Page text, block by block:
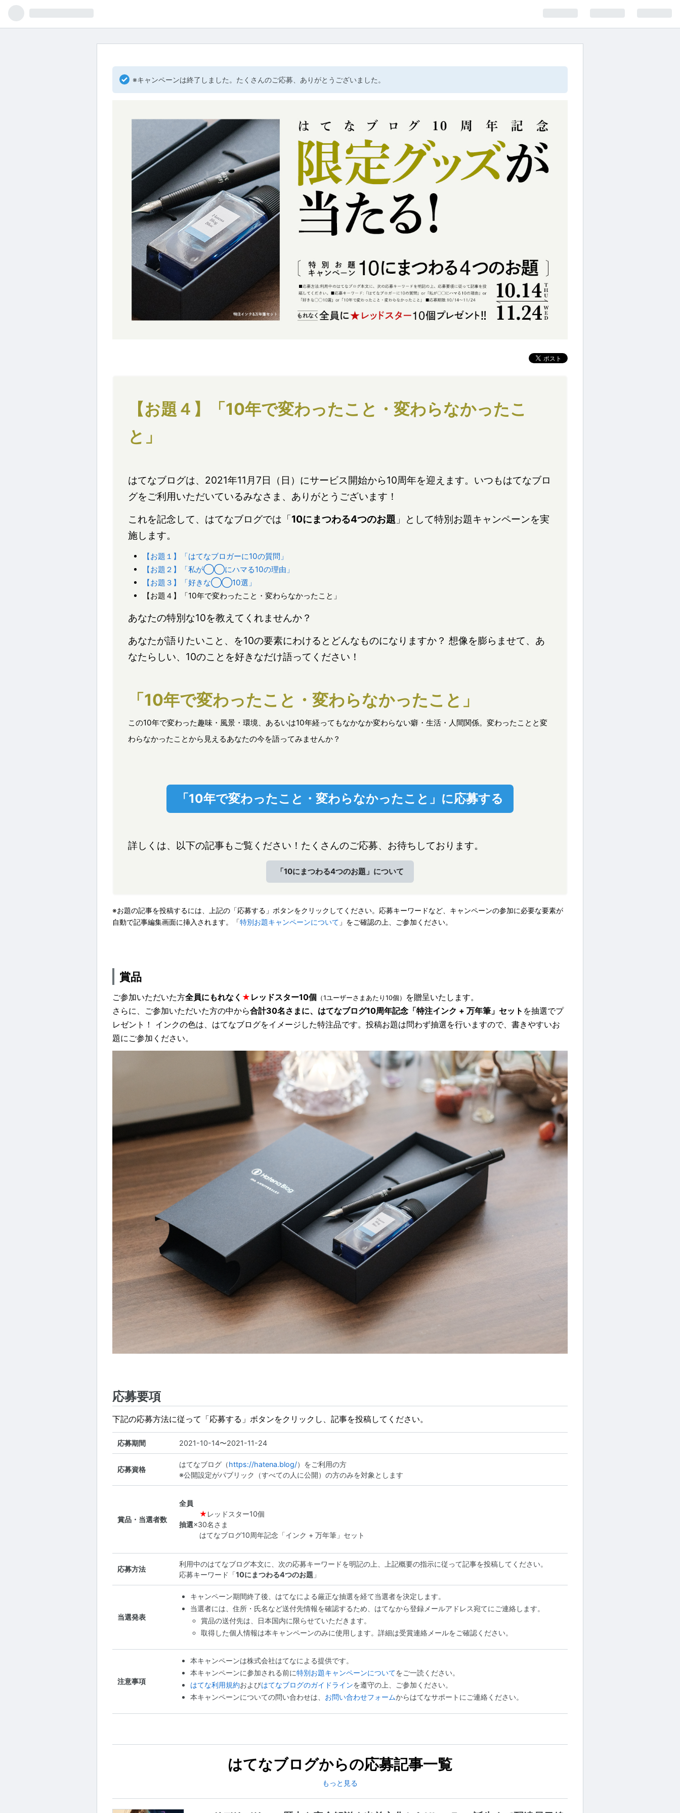
※キャンペーンは終了しました。たくさんのご応募、ありがとうございました。
【お題４】「10年で変わったこと・変わらなかったこ
と」
はてなブログは、2021年11月7日（日）にサービス開始から10周年を迎えます。いつもはてなブロ
グをご利用いただいているみなさま、ありがとうございます！
これを記念して、はてなブログでは「10にまつわる4つのお題 」として特別お題キャンペーンを実
施します。
【お題１】「はてなブロガーに10の質問」
【お題２】「私が◯◯にハマる10の理由」
【お題３】「好きな◯◯10選」
【お題４】「10年で変わったこと・変わらなかったこと」
あなたの特別な10を教えてくれませんか？
あなたが語りたいこと、を10の要素にわけるとどんなものになりますか？ 想像を膨らませて、あ
なたらしい、10のことを好きなだけ語ってください！
「10年で変わったこと・変わらなかったこと」
この10年で変わった趣味・風景・環境、あるいは10年経ってもなかなか変わらない癖・生活・人間関係。変わったことと変
わらなかったことから見えるあなたの今を語ってみませんか？
「10年で変わったこと・変わらなかったこと」に応募する
詳しくは、以下の記事もご覧ください！たくさんのご応募、お待ちしております。
「10にまつわる4つのお題」について
※お題の記事を投稿するには、上記の「応募する」ボタンをクリックしてください。応募キーワードなど、キャンペーンの参加に必要な要素が
自動で記事編集画面に挿入されます。「特別お題キャンペーンについて 」をご確認の上、ご参加ください。
賞品
ご参加いただいた方全員にもれなく ★ レッドスター10個 （1ユーザーさまあたり10個）
を贈呈いたします。
さらに、ご参加いただいた方の中から合計30名さまに、はてなブログ10周年記念「特注インク + 万年筆」セット を抽選でプ
レゼント！ インクの色は、はてなブログをイメージした特注品です。投稿お題は問わず抽選を行いますので、書きやすいお
題にご参加ください。
応募要項
下記の応募方法に従って「応募する」ボタンをクリックし、記事を投稿してください。
応募期間 2021-10-14〜2021-11-24
応募資格
はてなブログ（https://hatena.blog/）をご利用の方
※公開設定がパブリック（すべての人に公開）の方のみを対象とします
賞品・当選者数
全員
★レッドスター10個
抽選×30名さま
はてなブログ10周年記念「インク + 万年筆」セット
応募方法
利用中のはてなブログ本文に、次の応募キーワードを明記の上、上記概要の指示に従って記事を投稿してください。
応募キーワード「10にまつわる4つのお題 」
当選発表
キャンペーン期間終了後、はてなによる厳正な抽選を経て当選者を決定します。
当選者には、住所・氏名など送付先情報を確認するため、はてなから登録メールアドレス宛てにご連絡します。
賞品の送付先は、日本国内に限らせていただきます。
取得した個人情報は本キャンペーンのみに使用します。詳細は受賞連絡メールをご確認ください。
注意事項
本キャンペーンは株式会社はてなによる提供です。
本キャンペーンに参加される前に特別お題キャンペーンについてをご一読ください。
はてな利用規約およびはてなブログのガイドラインを遵守の上、ご参加ください。
本キャンペーンについての問い合わせは、 お問い合わせフォームからはてなサポートにご連絡ください。
はてなブログからの応募記事一覧
もっと見る